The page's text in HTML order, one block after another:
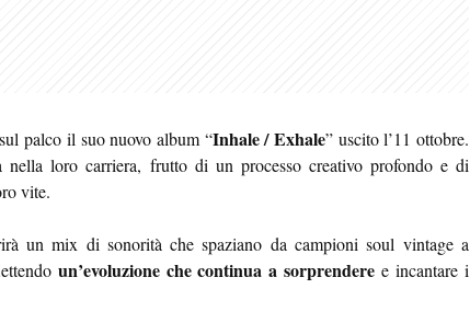
palco il suo nuovo album “Inhale / Exhale” uscito l’11 ottobre.
nella loro carriera, frutto di un processo creativo profondo e di
vite.
un mix di sonorità che spaziano da campioni soul vintage a
un’evoluzione che continua a sorprendere e incantare i